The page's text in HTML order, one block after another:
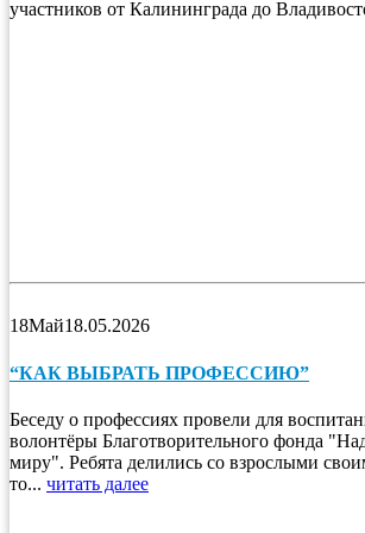
участников от Калининграда до
18Май18.05.2026
“КАК ВЫБРАТЬ ПРОФЕССИЮ”
Беседу о профессиях провели для
волонтёры Благотворительного фонда
миру". Ребята делились со взрослыми
то... читать далее